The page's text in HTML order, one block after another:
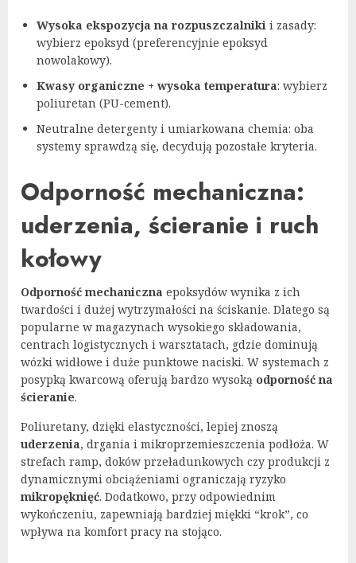
Wysoka ekspozycja na rozpuszczalniki i zasady:
wybierz epoksyd (preferencyjnie epoksyd
nowolakowy).
Kwasy organiczne + wysoka temperatura: wybierz
poliuretan (PU-cement).
Neutralne detergenty i umiarkowana chemia: oba
systemy sprawdzą się, decydują pozostałe kryteria.
Odporność mechaniczna:
uderzenia, ścieranie i ruch
kołowy
Odporność mechaniczna epoksydów wynika z ich
twardości i dużej wytrzymałości na ściskanie. Dlatego są
popularne w magazynach wysokiego składowania,
centrach logistycznych i warsztatach, gdzie dominują
wózki widłowe i duże punktowe naciski. W systemach z
posypką kwarcową oferują bardzo wysoką odporność na
ścieranie.
Poliuretany, dzięki elastyczności, lepiej znoszą
uderzenia, drgania i mikroprzemieszczenia podłoża. W
strefach ramp, doków przeładunkowych czy produkcji z
dynamicznymi obciążeniami ograniczają ryzyko
mikropęknięć. Dodatkowo, przy odpowiednim
wykończeniu, zapewniają bardziej miękki “krok”, co
wpływa na komfort pracy na stojąco.